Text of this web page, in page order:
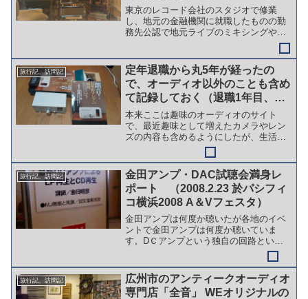
ド・スタジオ」を訪問しました
東京のレコード会社のスタジオで修業
し、地元の金融機関に就職したものの勤
務先公認で地元ライブのミキシングやス
タジオレコーディングのエンジニアとし
て二足の草鞋を履いたという関井さん。
アンティークオーディオを中心とするオ
ーディオマニアとしても大ベ...
旅行記、訪問記
定年退職から丸5年が経ったの
で、オーディオ以外のことも含め
て記録しておく（退職1年目、コ
ロナ禍とほぼ同時スタート）＜
2020年の記録＞
本来ここは趣味のオーディオのサイト
で、最近趣味として増えたカメラやレン
ズの内容も含めるようにしたが、生活全
般については対象外としてきた。 SNS
だと、身近な知り合いが友達登録などを
してくれているので、反って書きずらい
が、こちらのブログであれ...
旅行記、訪問記
金田アンプ・DAC試聴会満身レ
ポート （2008.2.23 於パシフィ
コ横浜2008 A＆Vフェスタ）
金田アンプは何度か聴いたが各地のイベ
ントで金田アンプは何度か聴いていま
す。DＣアンプという独自の回路という
か、普通のアンプは交流でスピーカーを
駆動するのでＡＣアンプというのに対し
て、ＤＣですから直流というかなり次元
の違うアンプです。今回は金...
旅行記、訪問記
広州市のアンティークオーディオ
専門店「全音」 WEオリジナルの